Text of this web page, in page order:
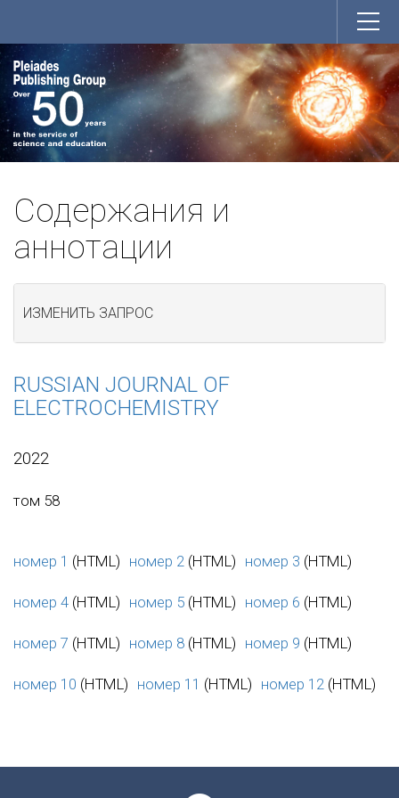
Содержания и
аннотации
ИЗМЕНИТЬ ЗАПРОС
RUSSIAN JOURNAL OF
ELECTROCHEMISTRY
2022
том 58
номер 1 (HTML) номер 2 (HTML) номер 3 (HTML)
номер 4 (HTML) номер 5 (HTML) номер 6 (HTML)
номер 7 (HTML) номер 8 (HTML) номер 9 (HTML)
номер 10 (HTML) номер 11 (HTML) номер 12 (HTML)